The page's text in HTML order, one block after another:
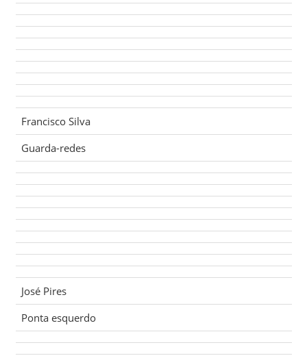
Francisco Silva
Guarda-redes
José Pires
Ponta esquerdo